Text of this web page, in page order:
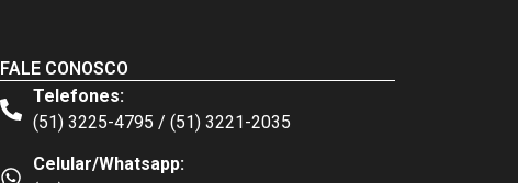
FALE CONOSCO
Telefones:
(51) 3225-4795 / (51) 3221-2035
Celular/Whatsapp: